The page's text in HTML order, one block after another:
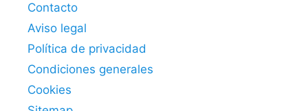
Contacto
Aviso legal
Política de privacidad
Condiciones generales
Cookies